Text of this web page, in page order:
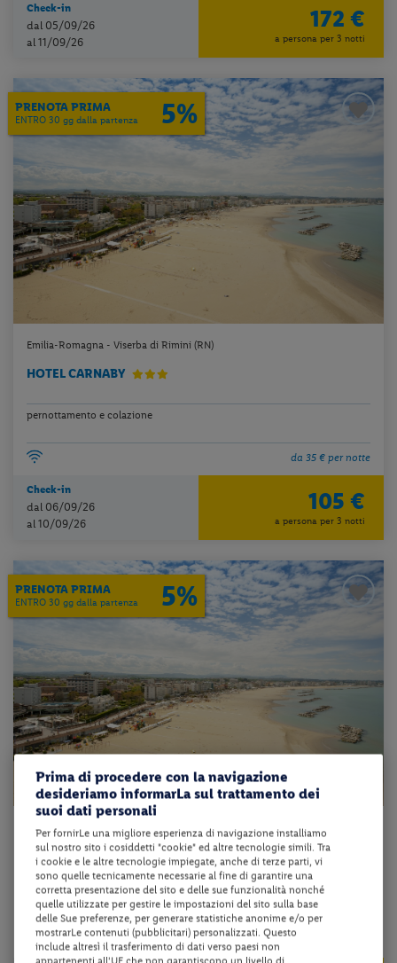
Check-in
dal 05/09/26
al 11/09/26
172 €
a persona per 3 notti
PRENOTA PRIMA
ENTRO 30 gg dalla partenza 5%
Emilia-Romagna - Viserba di Rimini (RN)
HOTEL CARNABY
pernottamento e colazione
da 35 € per notte
Check-in
dal 06/09/26
al 10/09/26
105 €
a persona per 3 notti
PRENOTA PRIMA
ENTRO 30 gg dalla partenza 5%
Emilia-Romagna - Viserba di Rimini (RN)
HOTEL CARNABY
mezza pensione + bevande
da 43 € per notte
Prima di procedere con la navigazione
desideriamo informarLa sul trattamento dei
suoi dati personali
Per fornirLe una migliore esperienza di navigazione installiamo
sul nostro sito i cosiddetti "cookie" ed altre tecnologie simili. Tra
i cookie e le altre tecnologie impiegate, anche di terze parti, vi
sono quelle tecnicamente necessarie al fine di garantire una
corretta presentazione del sito e delle sue funzionalità nonché
quelle utilizzate per gestire le impostazioni del sito sulla base
delle Sue preferenze, per generare statistiche anonime e/o per
mostrarLe contenuti (pubblicitari) personalizzati. Questo
include altresì il trasferimento di dati verso paesi non
appartenenti all'UE che non garantiscono un livello di